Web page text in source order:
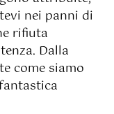
nei panni di
rifiuta
Dalla
come siamo